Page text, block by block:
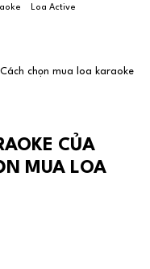
Loa Active
chọn mua loa karaoke
CỦA
MUA LOA